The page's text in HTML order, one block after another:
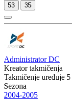
53 35
Administrator DC
Kreator takmičenja
Takmičenje uređuje 5
Sezona
2004-2005